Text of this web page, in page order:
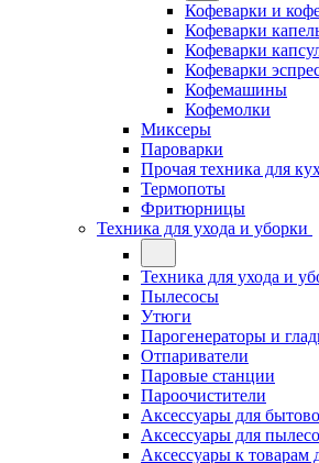
Кофеварки и
Кофеварки
Кофеварки
Кофеварки
Кофемашины
Кофемолки
Миксеры
Пароварки
Прочая техника для
Термопоты
Фритюрницы
Техника для ухода и уборки
Техника для ухода и
Пылесосы
Утюги
Парогенераторы и
Отпариватели
Паровые станции
Пароочистители
Аксессуары для
Аксессуары для
Аксессуары к товарам